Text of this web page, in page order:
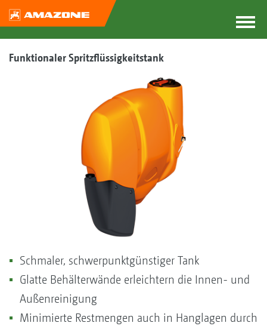
Funktionaler Spritzflüssigkeitstank
Schmaler, schwerpunktgünstiger Tank
Glatte Behälterwände erleichtern die Innen- und
Außenreinigung
Minimierte Restmengen auch in Hanglagen durch